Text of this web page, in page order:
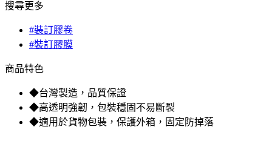
搜尋更多
#裝訂膠卷
#裝訂膠膜
商品特色
◆台灣製造，品質保證
◆高透明強韌，包裝穩固不易斷裂
◆適用於貨物包裝，保護外箱，固定防掉落